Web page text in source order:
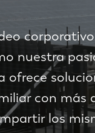
nuestra
con más
los